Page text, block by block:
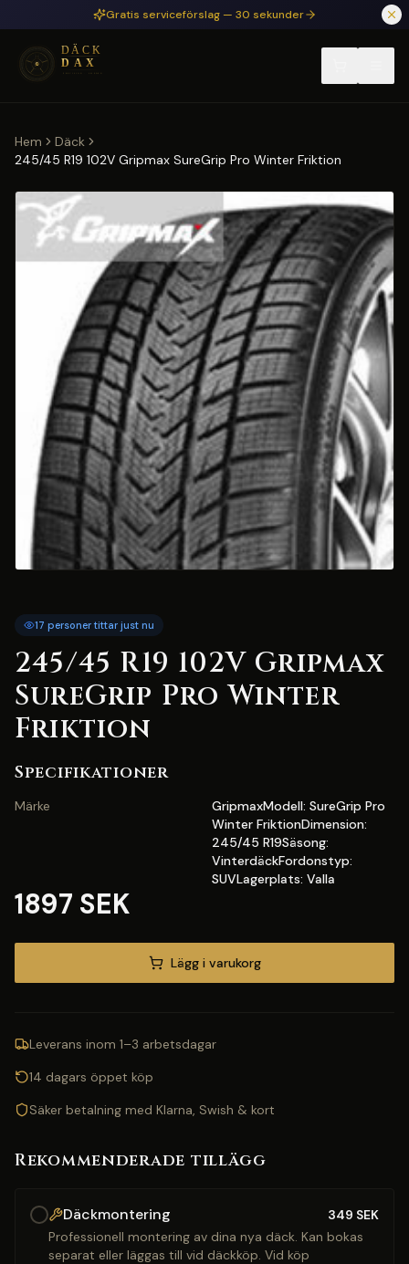
Hoppa till huvudinnehållGratis serviceförslag — 30 sekunder
Hem
Däck
245/45 R19 102V Gripmax SureGrip Pro Winter Friktion
17 personer tittar just nu
245/45 R19 102V Gripmax
SureGrip Pro Winter
Friktion
Specifikationer
Märke
GripmaxModell: SureGrip Pro
Winter FriktionDimension:
245/45 R19Säsong:
VinterdäckFordonstyp:
SUVLagerplats: Valla
1897 SEK
Lägg i varukorg
Leverans inom 1–3 arbetsdagar
14 dagars öppet köp
Säker betalning med Klarna, Swish & kort
Rekommenderade tillägg
Däckmontering 349 SEK
Professionell montering av dina nya däck. Kan bokas
separat eller läggas till vid däckköp. Vid köp